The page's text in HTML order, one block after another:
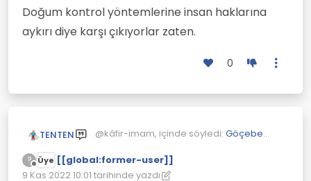
Doğum kontrol yöntemlerine insan haklarına
aykırı diye karşı çıkıyorlar zaten.
0
TENTEN @kâfir-imam, içinde söyledi: Göçebe
@TENTENbir yere gitme diyorum
?
Çevrimdışı
Üye [[global:former-user]]
9 Kas 2022 10:01 tarihinde yazdı